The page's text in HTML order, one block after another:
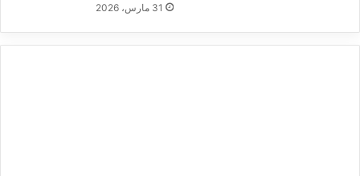
31 مارس، 2026